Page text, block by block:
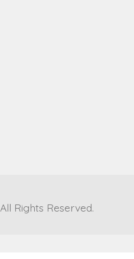
All Rights Reserved.